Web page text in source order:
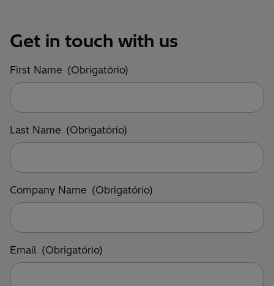
Get in touch with us
First Name (Obrigatório)
Last Name (Obrigatório)
Company Name (Obrigatório)
Email (Obrigatório)